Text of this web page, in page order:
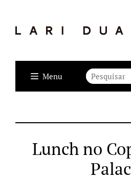
Menu
Lunch no